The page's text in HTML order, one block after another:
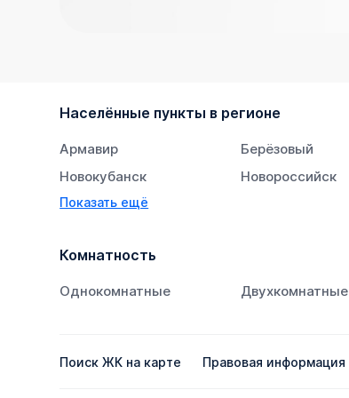
Населённые пункты в регионе
Армавир Берёзовый
Новокубанск
Новороссийск
Тихорецк
Показать ещё
Комнатность
Однокомнатные Двухкомнатные
Поиск ЖК на карте Правовая информация